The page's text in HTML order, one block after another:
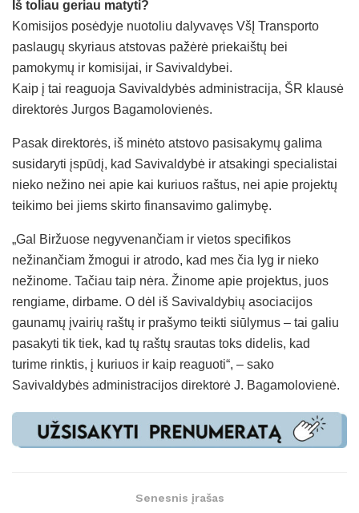
Iš toliau geriau matyti?
Komisijos posėdyje nuotoliu dalyvavęs VšĮ Transporto
paslaugų skyriaus atstovas pažėrė priekaištų bei
pamokymų ir komisijai, ir Savivaldybei.
Kaip į tai reaguoja Savivaldybės administracija, ŠR klausė
direktorės Jurgos Bagamolovienės.
Pasak direktorės, iš minėto atstovo pasisakymų galima
susidaryti įspūdį, kad Savivaldybė ir atsakingi specialistai
nieko nežino nei apie kai kuriuos raštus, nei apie projektų
teikimo bei jiems skirto finansavimo galimybę.
„Gal Biržuose negyvenančiam ir vietos specifikos
nežinančiam žmogui ir atrodo, kad mes čia lyg ir nieko
nežinome. Tačiau taip nėra. Žinome apie projektus, juos
rengiame, dirbame. O dėl iš Savivaldybių asociacijos
gaunamų įvairių raštų ir prašymo teikti siūlymus – tai galiu
pasakyti tik tiek, kad tų raštų srautas toks didelis, kad
turime rinktis, į kuriuos ir kaip reaguoti“, – sako
Savivaldybės administracijos direktorė J. Bagamolovienė.
Senesnis įrašas